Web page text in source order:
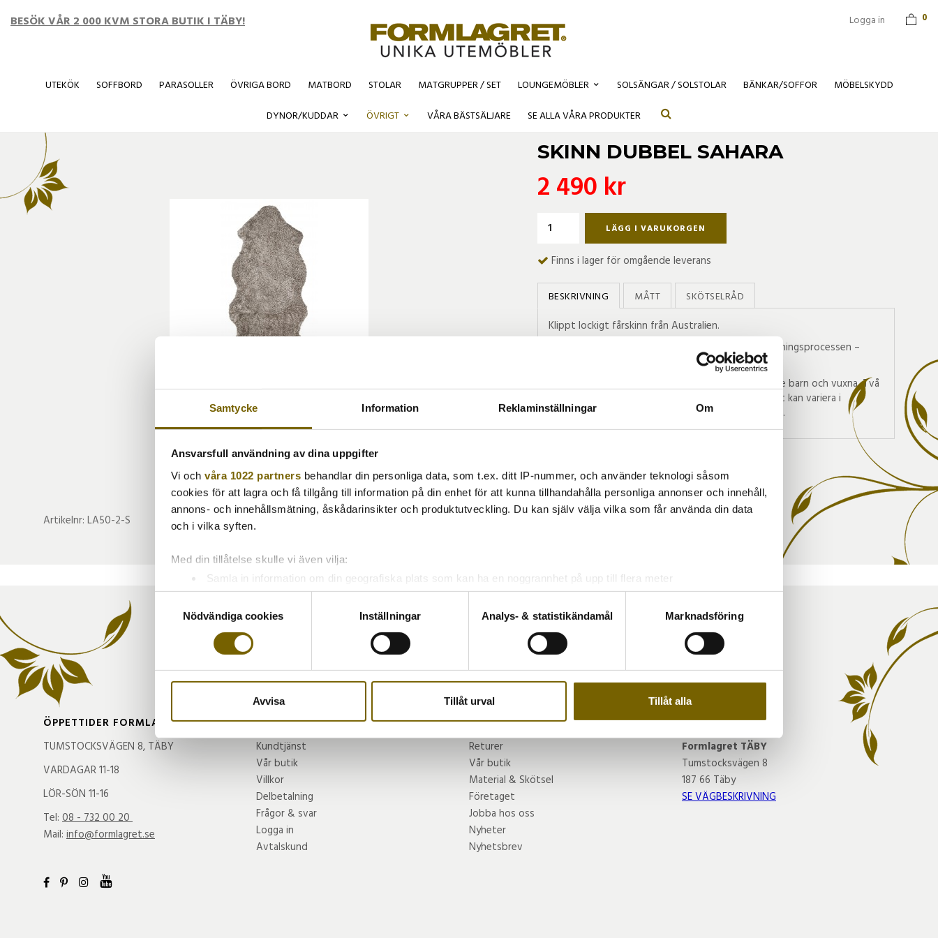
Samtycke Information Reklaminställningar Om
Ansvarsfull användning av dina uppgifter
Vi och våra 1022 partners behandlar din personliga data, som t.ex. ditt IP-nummer, och använder teknologi såsom
cookies för att lagra och få tillgång till information på din enhet för att kunna tillhandahålla personliga annonser och innehåll,
annons- och innehållsmätning, åskådarinsikter och produktutveckling. Du kan själv välja vilka som får använda din data
och i vilka syften.
Med din tillåtelse skulle vi även vilja:
Samla in information om din geografiska plats som kan ha en noggrannhet på upp till flera meter
Identifiera din enhet genom att aktivt skanna den för specifika kännetecken (fingeravtryck)
Ta reda på mer om hur dina personliga uppgifter behandlas och ställ in dina preferenser idetaljsektionen. Du kan ändra
eller dra tillbaka ditt samtycke när som helst från cookie-förklaringen.
sociala medier och analysera vår trafik. Vi vidarebefordrar även sådana identifierare och annan information från din enhet
till de sociala medier och annons- och analysföretag som vi samarbetar med. Dessa kan i sin tur kombinera informationen
Nödvändiga cookies
Inställningar Analys- & statistikändamål Marknadsföring
Avvisa Tillåt urval Tillåt alla
BESÖK VÅR 2 000 KVM STORA BUTIK I TÄBY! Logga in 0
UTEKÖK SOFFBORD PARASOLLER ÖVRIGA BORD MATBORD STOLAR MATGRUPPER / SET LOUNGEMÖBLER SOLSÄNGAR / SOLSTOLAR BÄNKAR/SOFFOR
MÖBELSKYDD
DYNOR/KUDDAR
ÖVRIGT VÅRA BÄSTSÄLJARE SE ALLA VÅRA PRODUKTER
SKINN DUBBEL SAHARA
2 490 kr
LÄGG I VARUKORGEN
Finns i lager för omgående leverans
BESKRIVNING MÅTT SKÖTSELRÅD
Klippt lockigt fårskinn från Australien.
Dessa fårskinn är färgade med den miljövänliga färgningsprocessen –
Skinnet blir då mycket mjukt och skonsamt för både barn och vuxna. Två
fårskinn är aldrig lika. Det innebär att färdig produkt kan variera i
utseende, när det gäller nyans, storlek och struktur.
Artikelnr: LA50-2-S
TA DEL AV VÅRA BÄSTA ERBJUDANDEN & NYHETER
ÖPPETTIDER FORMLAGRET
TUMSTOCKSVÄGEN 8, TÄBY
VARDAGAR 11-18
LÖR-SÖN 11-16
Tel: 08 - 732 00 20
Mail: info@formlagret.se
HANDLA
Kundtjänst
Vår butik
Villkor
Delbetalning
Frågor & svar
Logga in
Avtalskund
INFORMATION
Returer
Vår butik
Material & Skötsel
Företaget
Jobba hos oss
Nyheter
Nyhetsbrev
VÅR BUTIK
Formlagret TÄBY
Tumstocksvägen 8
187 66 Täby
SE VÄGBESKRIVNING